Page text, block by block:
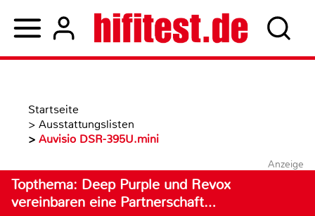
Startseite
> Ausstattungslisten
> Auvisio DSR-395U.mini
Anzeige
Topthema: Deep Purple und Revox
vereinbaren eine Partnerschaft…